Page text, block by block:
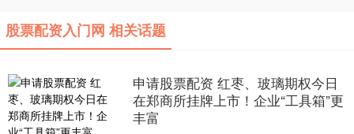
股票配资入门网 相关话题
申请股票配资 红枣、玻璃期权今日
在郑商所挂牌上市！企业“工具箱”更
丰富